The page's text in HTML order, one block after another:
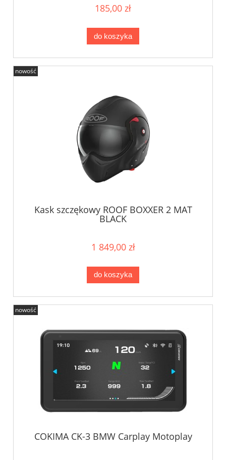
185,00 zł
do koszyka
Kask szczękowy ROOF BOXXER 2 MAT
BLACK
1 849,00 zł
do koszyka
nowość
COKIMA CK-3 BMW Carplay Motoplay
nowość